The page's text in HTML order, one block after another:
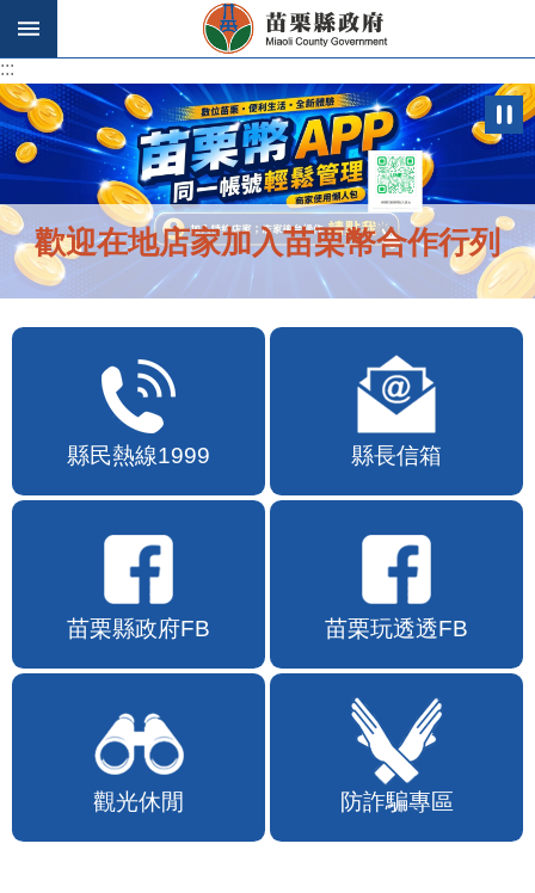
跳到主要內容區塊
:::
:::
歡迎在地店家加入苗栗幣合作行列
縣民熱線1999 縣長信箱
苗栗縣政府FB 苗栗玩透透FB
觀光休閒 防詐騙專區